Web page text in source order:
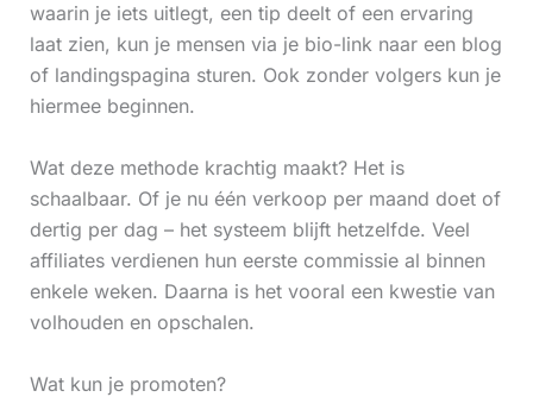
waarin je iets uitlegt, een tip deelt of een ervaring
laat zien, kun je mensen via je bio-link naar een blog
of landingspagina sturen. Ook zonder volgers kun je
hiermee beginnen.
Wat deze methode krachtig maakt? Het is
schaalbaar. Of je nu één verkoop per maand doet of
dertig per dag – het systeem blijft hetzelfde. Veel
affiliates verdienen hun eerste commissie al binnen
enkele weken. Daarna is het vooral een kwestie van
volhouden en opschalen.
Wat kun je promoten?